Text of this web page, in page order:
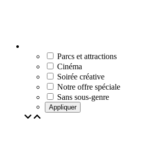
Parcs et attractions
Cinéma
Soirée créative
Notre offre spéciale
Sans sous-genre
Appliquer